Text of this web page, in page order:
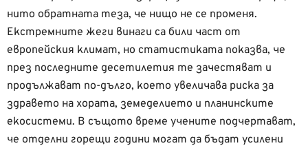
нито обратната теза, че нищо не се променя.
Екстремните жеги винаги са били част от
европейския климат, но статистиката показва, че
през последните десетилетия те зачестяват и
продължават по-дълго, което увеличава риска за
здравето на хората, земеделието и планинските
екосистеми. В същото време учените подчертават,
че отделни горещи години могат да бъдат усилени